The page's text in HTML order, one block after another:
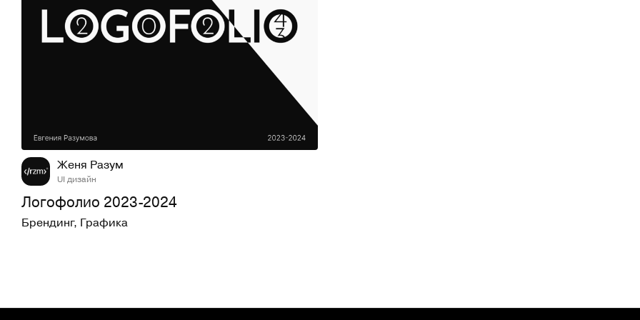
Женя Разум
UI дизайн
Логофолио 2023-2024
Брендинг, Графика